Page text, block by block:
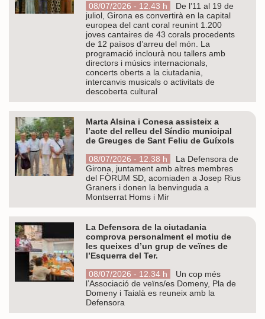
08/07/2026 - 12.43 h
De l’11 al 19 de
juliol, Girona es convertirà en la capital
europea del cant coral reunint 1.200
joves cantaires de 43 corals procedents
de 12 països d’arreu del món. La
programació inclourà nou tallers amb
directors i músics internacionals,
concerts oberts a la ciutadania,
intercanvis musicals o activitats de
descoberta cultural
Marta Alsina i Conesa assisteix a
l’acte del relleu del Síndic municipal
de Greuges de Sant Feliu de Guíxols
08/07/2026 - 12.38 h
La Defensora de
Girona, juntament amb altres membres
del FÒRUM SD, acomiaden a Josep Rius
Graners i donen la benvinguda a
Montserrat Homs i Mir
La Defensora de la ciutadania
comprova personalment el motiu de
les queixes d’un grup de veïnes de
l’Esquerra del Ter.
08/07/2026 - 12.34 h
Un cop més
l’Associació de veïns/es Domeny, Pla de
Domeny i Taialà es reuneix amb la
Defensora